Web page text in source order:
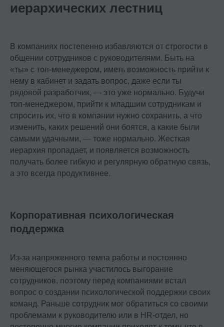
иерархических лестниц
В компаниях постепенно избавляются от строгости в
общении сотрудников с руководителями. Быть на
«ты» с топ-менеджером, иметь возможность прийти к
нему в кабинет и задать вопрос, даже если ты
рядовой разработчик, — это уже нормально. Будучи
топ-менеджером, прийти к младшим сотрудникам и
спросить их, что в компании нужно сохранить, а что
изменить, каких решений они боятся, а какие были
самыми удачными, — тоже нормально. Жесткая
иерархия пропадает, и появляется возможность
получать более гибкую и регулярную обратную связь,
а это всегда продуктивнее.
Корпоративная психологическая
поддержка
Из-за напряженного темпа работы и постоянно
меняющегося рынка участилось выгорание
сотрудников, поэтому перед компаниями встал
вопрос о создании психологической поддержки своих
команд. Раньше сотрудник мог обратиться со своими
проблемами к руководителю или в HR-отдел, но